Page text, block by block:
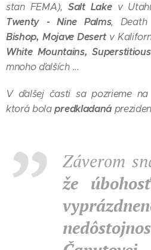
stan FEMA), Salt Lakev
Twenty - Nine Palms, Death
Bishop, Mojave Desert v
White Mountains,
mnoho ďalších ...
V ďalšej časti sa pozrieme
ktorá bolapredkladaná
Záverom
že